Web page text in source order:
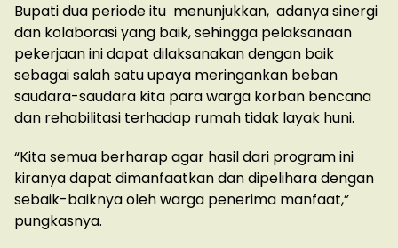
Bupati dua periode itu menunjukkan, adanya sinergi
dan kolaborasi yang baik, sehingga pelaksanaan
pekerjaan ini dapat dilaksanakan dengan baik
sebagai salah satu upaya meringankan beban
saudara-saudara kita para warga korban bencana
dan rehabilitasi terhadap rumah tidak layak huni.
“Kita semua berharap agar hasil dari program ini
kiranya dapat dimanfaatkan dan dipelihara dengan
sebaik-baiknya oleh warga penerima manfaat,”
pungkasnya.